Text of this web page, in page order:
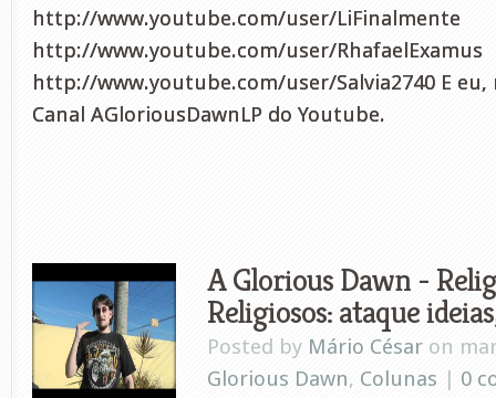
http://www.youtube.com/user/LiFinalmente
http://www.youtube.com/user/RhafaelExamus
http://www.youtube.com/user/Salvia2740 E
Canal AGloriousDawnLP do Youtube.
A Glorious Dawn -
Religiosos: ataque
Posted by Mário César on
Glorious Dawn, Colunas | 0